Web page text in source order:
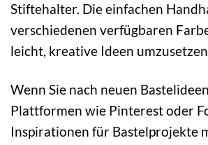
Stiftehalter. Die einfachen
verschiedenen verfügbaren
leicht, kreative Ideen
Wenn Sie nach neuen
Plattformen wie Pinterest oder
Inspirationen für Bastelprojekte